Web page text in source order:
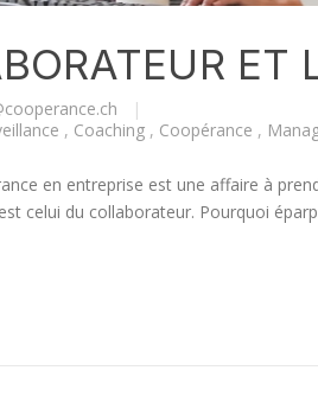
ET
|
, Coaching , Coopérance ,
en entreprise est une affaire à
celui du collaborateur. Pourquoi